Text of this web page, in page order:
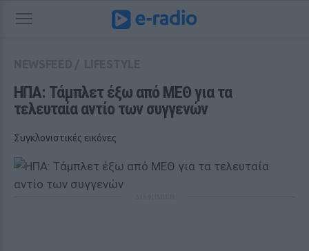
ΗΠΑ: Τάμπλετ έξω από ΜΕΘ για τα
τελευταία αντίο των συγγενών
Συγκλονιστικές εικόνες